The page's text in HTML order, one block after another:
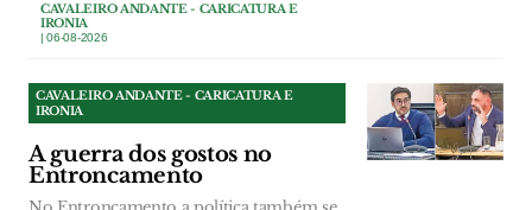
CAVALEIRO ANDANTE - CARICATURA E
IRONIA
| 06-08-2026
CAVALEIRO ANDANTE - CARICATURA E
IRONIA
A guerra dos gostos no
Entroncamento